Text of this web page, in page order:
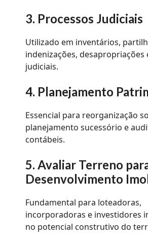
3. Processos Judiciais
Utilizado em inventários,
indenizações, desapropriações
judiciais.
4. Planejamento
Essencial para reorganização
planejamento sucessório e
contábeis.
5. Avaliar Terreno
Desenvolvimento
Fundamental para loteadoras,
incorporadoras e investidores
no potencial construtivo do